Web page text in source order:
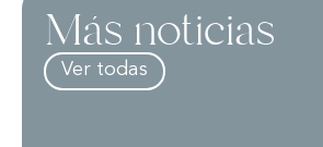
Más noticias
Ver todas